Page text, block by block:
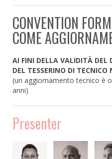
CONVENTION
COME
AI FINI DELLA VALIDITÀ DEL
DEL TESSERINO DI
(un aggiornamento tecnico è
anni)
Presenter